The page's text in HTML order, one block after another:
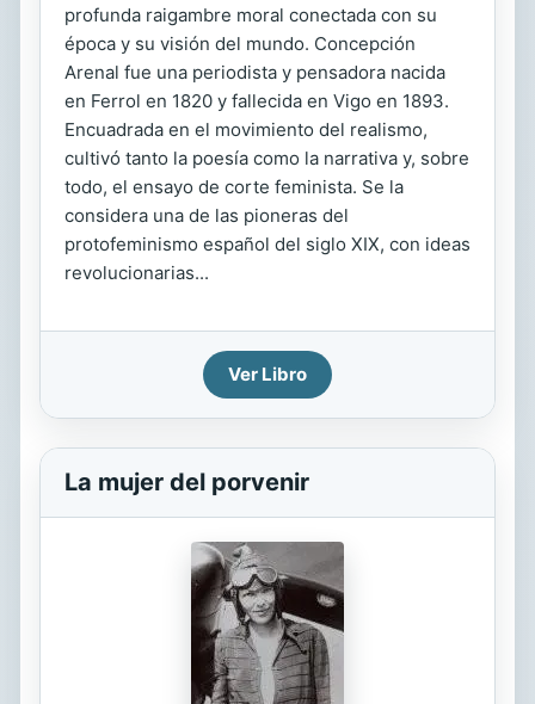
profunda raigambre moral conectada con su
época y su visión del mundo. Concepción
Arenal fue una periodista y pensadora nacida
en Ferrol en 1820 y fallecida en Vigo en 1893.
Encuadrada en el movimiento del realismo,
cultivó tanto la poesía como la narrativa y, sobre
todo, el ensayo de corte feminista. Se la
considera una de las pioneras del
protofeminismo español del siglo XIX, con ideas
revolucionarias...
Ver Libro
La mujer del porvenir